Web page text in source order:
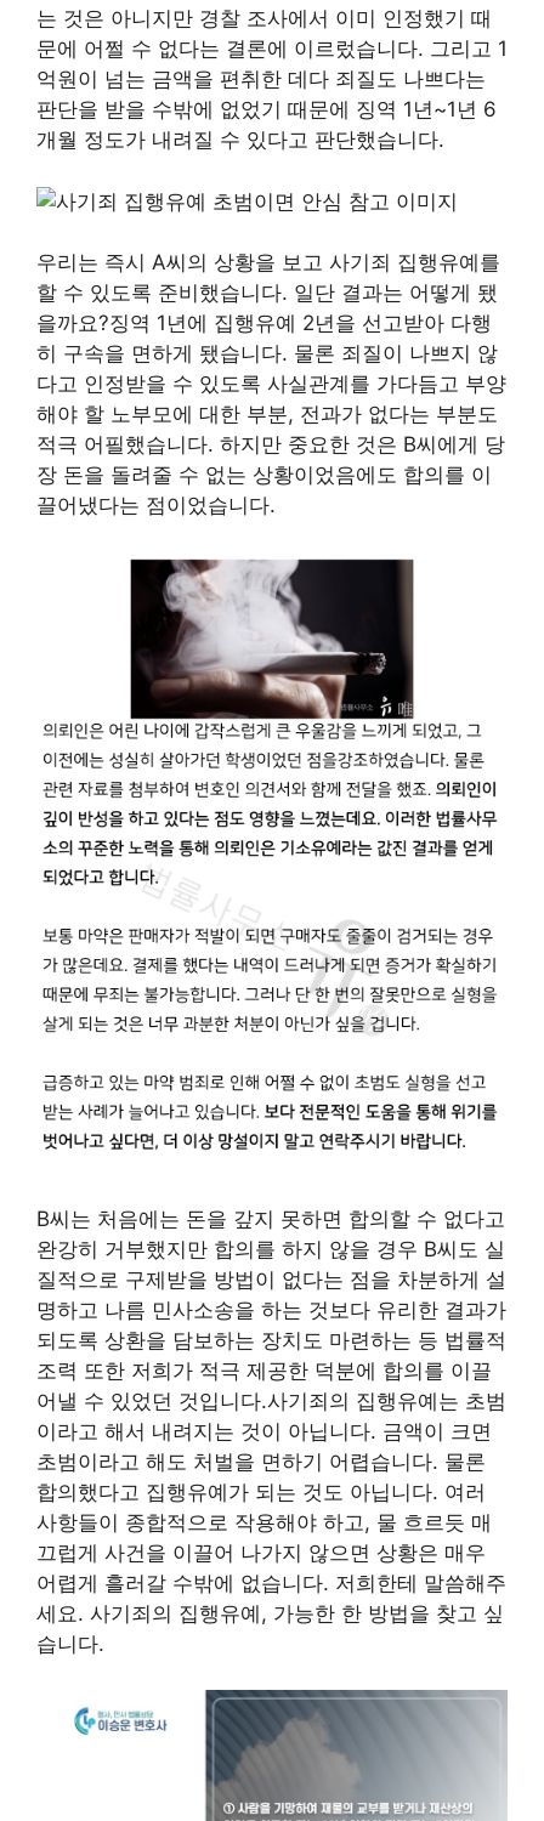
는 것은 아니지만 경찰 조사에서 이미 인정했기 때
문에 어쩔 수 없다는 결론에 이르렀습니다. 그리고 1
억원이 넘는 금액을 편취한 데다 죄질도 나쁘다는
판단을 받을 수밖에 없었기 때문에 징역 1년~1년 6
개월 정도가 내려질 수 있다고 판단했습니다.
우리는 즉시 A씨의 상황을 보고 사기죄 집행유예를
할 수 있도록 준비했습니다. 일단 결과는 어떻게 됐
을까요?징역 1년에 집행유예 2년을 선고받아 다행
히 구속을 면하게 됐습니다. 물론 죄질이 나쁘지 않
다고 인정받을 수 있도록 사실관계를 가다듬고 부양
해야 할 노부모에 대한 부분, 전과가 없다는 부분도
적극 어필했습니다. 하지만 중요한 것은 B씨에게 당
장 돈을 돌려줄 수 없는 상황이었음에도 합의를 이
끌어냈다는 점이었습니다.
B씨는 처음에는 돈을 갚지 못하면 합의할 수 없다고
완강히 거부했지만 합의를 하지 않을 경우 B씨도 실
질적으로 구제받을 방법이 없다는 점을 차분하게 설
명하고 나름 민사소송을 하는 것보다 유리한 결과가
되도록 상환을 담보하는 장치도 마련하는 등 법률적
조력 또한 저희가 적극 제공한 덕분에 합의를 이끌
어낼 수 있었던 것입니다.사기죄의 집행유예는 초범
이라고 해서 내려지는 것이 아닙니다. 금액이 크면
초범이라고 해도 처벌을 면하기 어렵습니다. 물론
합의했다고 집행유예가 되는 것도 아닙니다. 여러
사항들이 종합적으로 작용해야 하고, 물 흐르듯 매
끄럽게 사건을 이끌어 나가지 않으면 상황은 매우
어렵게 흘러갈 수밖에 없습니다. 저희한테 말씀해주
세요. 사기죄의 집행유예, 가능한 한 방법을 찾고 싶
습니다.